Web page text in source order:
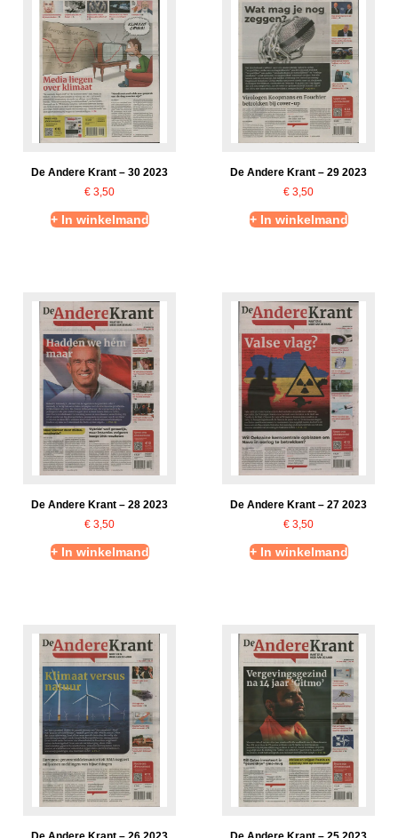
De Andere Krant – 30 2023
€ 3,50
+ In winkelmand
De Andere Krant – 29 2023
€ 3,50
+ In winkelmand
De Andere Krant – 28 2023
€ 3,50
+ In winkelmand
De Andere Krant – 27 2023
€ 3,50
+ In winkelmand